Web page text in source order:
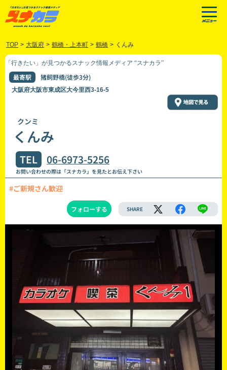
TOP > 大阪府 > 鶴橋・上本町 > 鶴橋 > くんみ
「行きたい」が見つかるスナック情報メディア “スナカラ”
最寄駅 猪飼野橋(徒歩3分)
大阪府大阪市東成区大今里西3-16-5
クンミ
くんみ
TEL 06-6973-5256
お問い合わせの際は「スナカラ」を見たとお伝え下さい
#ご新規さん歓迎
フォローする SHARE